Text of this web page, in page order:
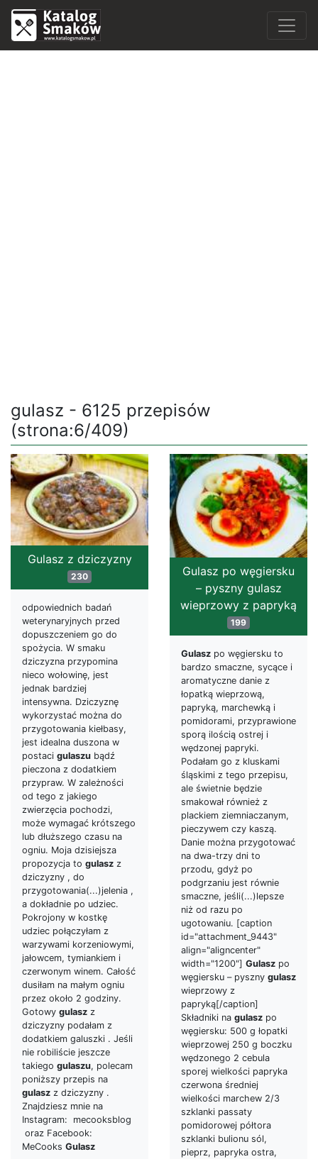
gulasz - 6125 przepisów
(strona:6/409)
Gulasz z dziczyzny
230
odpowiednich badań
weterynaryjnych przed
dopuszczeniem go do
spożycia. W smaku
dziczyzna przypomina
nieco wołowinę, jest
jednak bardziej
intensywna. Dziczyznę
wykorzystać można do
przygotowania kiełbasy,
jest idealna duszona w
postaci gulaszu bądź
pieczona z dodatkiem
przypraw. W zależności
od tego z jakiego
zwierzęcia pochodzi,
może wymagać krótszego
lub dłuższego czasu na
ogniu. Moja dzisiejsza
propozycja to gulasz z
dziczyzny , do
przygotowania(...)jelenia ,
a dokładnie po udziec.
Pokrojony w kostkę
udziec połączyłam z
warzywami korzeniowymi,
jałowcem, tymiankiem i
czerwonym winem. Całość
dusiłam na małym ogniu
przez około 2 godziny.
Gotowy gulasz z
dziczyzny podałam z
dodatkiem galuszki . Jeśli
nie robiliście jeszcze
takiego gulaszu, polecam
poniższy przepis na
gulasz z dziczyzny .
Znajdziesz mnie na
Instagram: mecooksblog
oraz Facebook:
MeCooks Gulasz
Gulasz po węgiersku
– pyszny gulasz
wieprzowy z papryką
199
Gulasz po węgiersku to
bardzo smaczne, sycące i
aromatyczne danie z
łopatką wieprzową,
papryką, marchewką i
pomidorami, przyprawione
sporą ilością ostrej i
wędzonej papryki.
Podałam go z kluskami
śląskimi z tego przepisu,
ale świetnie będzie
smakował również z
plackiem ziemniaczanym,
pieczywem czy kaszą.
Danie można przygotować
na dwa-trzy dni to
przodu, gdyż po
podgrzaniu jest równie
smaczne, jeśli(...)lepsze
niż od razu po
ugotowaniu. [caption
id="attachment_9443"
align="aligncenter"
width="1200"] Gulasz po
węgiersku – pyszny gulasz
wieprzowy z
papryką[/caption]
Składniki na gulasz po
węgiersku: 500 g łopatki
wieprzowej 250 g boczku
wędzonego 2 cebula
sporej wielkości papryka
czerwona średniej
wielkości marchew 2/3
szklanki passaty
pomidorowej półtora
szklanki bulionu sól,
pieprz, papryka ostra,